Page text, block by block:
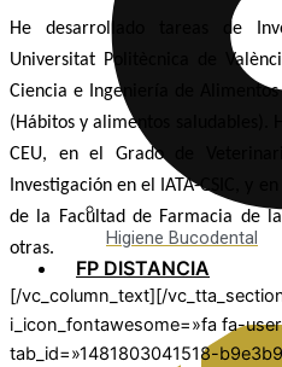
Higiene Bucodental
FP DISTANCIA
He desarrollado tareas de
Universitat Politècnica de
Ciencia e Ingeniería de
(Hábitos y alimentos saludables).
CEU, en el Grado de
Investigación en el IATA-CSIC, y
de la Facultad de Farmacia de
otras.
[/vc_column_text][/
i_icon_fontawesome=»fa fa-
tab_id=»1481803041518-